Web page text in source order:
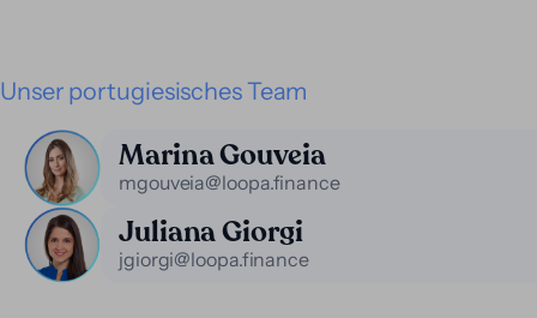
Unser portugiesisches Team
Marina Gouveia
mgouveia@loopa.finance
Juliana Giorgi
jgiorgi@loopa.finance